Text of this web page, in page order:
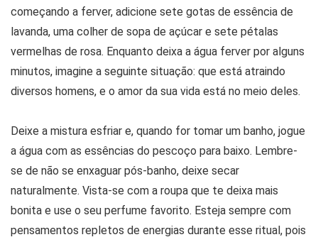
começando a ferver, adicione sete gotas de essência de
lavanda, uma colher de sopa de açúcar e sete pétalas
vermelhas de rosa. Enquanto deixa a água ferver por alguns
minutos, imagine a seguinte situação: que está atraindo
diversos homens, e o amor da sua vida está no meio deles.
Deixe a mistura esfriar e, quando for tomar um banho, jogue
a água com as essências do pescoço para baixo. Lembre-
se de não se enxaguar pós-banho, deixe secar
naturalmente. Vista-se com a roupa que te deixa mais
bonita e use o seu perfume favorito. Esteja sempre com
pensamentos repletos de energias durante esse ritual, pois